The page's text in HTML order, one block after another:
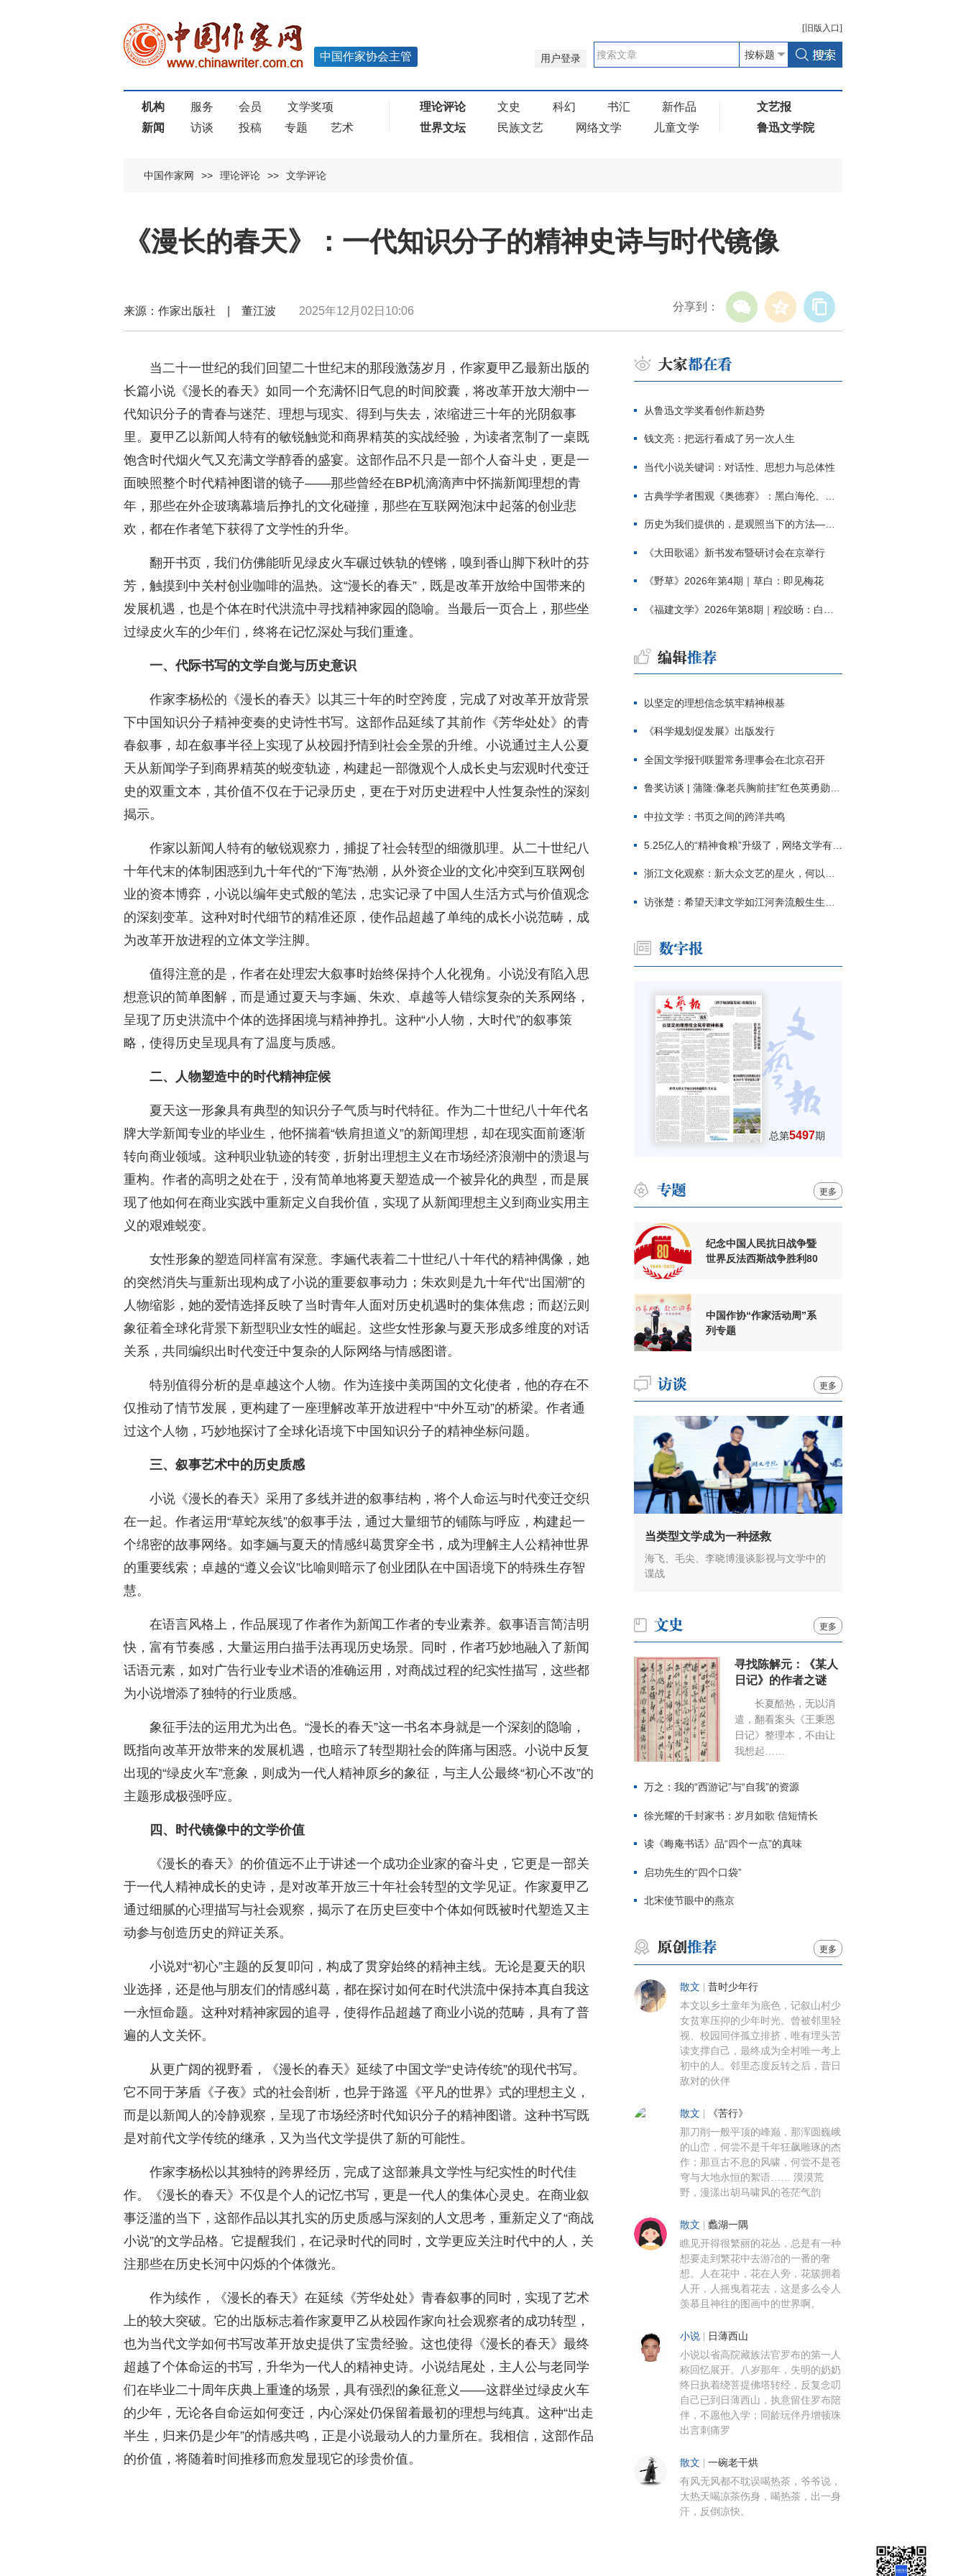
[ 旧版 入口]
用户登录
中国作家协会主管
机构 服务 会员
文学奖项
新闻
访谈 投稿 专题 艺术
理论评论 文史 科幻 书汇
新作品
世界文坛
民族文艺 网络文学 儿童文学
文艺报
鲁迅文学院
中国作家网 >> 理论评论 >> 文学评论
《漫长的春天》：一代知识分子的精神史诗与时代镜像
分享到：
来源：作家出版社 | 董江波 2025年12月02日10:06
当二十一世纪的我们回望二十世纪末的那段激荡岁月，作家夏甲乙最新出版的
长篇小说《漫长的春天》如同一个充满怀旧气息的时间胶囊，将改革开放大潮中一
代知识分子的青春与迷茫、理想与现实、得到与失去，浓缩进三十年的光阴叙事
里。夏甲乙以新闻人特有的敏锐触觉和商界精英的实战经验，为读者烹制了一桌既
饱含时代烟火气又充满文学醇香的盛宴。这部作品不只是一部个人奋斗史，更是一
面映照整个时代精神图谱的镜子——那些曾经在BP机滴滴声中怀揣新闻理想的青
年，那些在外企玻璃幕墙后挣扎的文化碰撞，那些在互联网泡沫中起落的创业悲
欢，都在作者笔下获得了文学性的升华。
翻开书页，我们仿佛能听见绿皮火车碾过铁轨的铿锵，嗅到香山脚下秋叶的芬
芳，触摸到中关村创业咖啡的温热。这“漫长的春天”，既是改革开放给中国带来的
发展机遇，也是个体在时代洪流中寻找精神家园的隐喻。当最后一页合上，那些坐
过绿皮火车的少年们，终将在记忆深处与我们重逢。
一、代际书写的文学自觉与历史意识
作家李杨松的《漫长的春天》以其三十年的时空跨度，完成了对改革开放背景
下中国知识分子精神变奏的史诗性书写。这部作品延续了其前作《芳华处处》的青
春叙事，却在叙事半径上实现了从校园抒情到社会全景的升维。小说通过主人公夏
天从新闻学子到商界精英的蜕变轨迹，构建起一部微观个人成长史与宏观时代变迁
史的双重文本，其价值不仅在于记录历史，更在于对历史进程中人性复杂性的深刻
揭示。
作家以新闻人特有的敏锐观察力，捕捉了社会转型的细微肌理。从二十世纪八
十年代末的体制困惑到九十年代的“下海”热潮，从外资企业的文化冲突到互联网创
业的资本博弈，小说以编年史式般的笔法，忠实记录了中国人生活方式与价值观念
的深刻变革。这种对时代细节的精准还原，使作品超越了单纯的成长小说范畴，成
为改革开放进程的立体文学注脚。
值得注意的是，作者在处理宏大叙事时始终保持个人化视角。小说没有陷入思
想意识的简单图解，而是通过夏天与李婳、朱欢、卓越等人错综复杂的关系网络，
呈现了历史洪流中个体的选择困境与精神挣扎。这种“小人物，大时代”的叙事策
略，使得历史呈现具有了温度与质感。
二、人物塑造中的时代精神症候
夏天这一形象具有典型的知识分子气质与时代特征。作为二十世纪八十年代名
牌大学新闻专业的毕业生，他怀揣着“铁肩担道义”的新闻理想，却在现实面前逐渐
转向商业领域。这种职业轨迹的转变，折射出理想主义在市场经济浪潮中的溃退与
重构。作者的高明之处在于，没有简单地将夏天塑造成一个被异化的典型，而是展
现了他如何在商业实践中重新定义自我价值，实现了从新闻理想主义到商业实用主
义的艰难蜕变。
女性形象的塑造同样富有深意。李婳代表着二十世纪八十年代的精神偶像，她
的突然消失与重新出现构成了小说的重要叙事动力；朱欢则是九十年代“出国潮”的
人物缩影，她的爱情选择反映了当时青年人面对历史机遇时的集体焦虑；而赵沄则
象征着全球化背景下新型职业女性的崛起。这些女性形象与夏天形成多维度的对话
关系，共同编织出时代变迁中复杂的人际网络与情感图谱。
特别值得分析的是卓越这个人物。作为连接中美两国的文化使者，他的存在不
仅推动了情节发展，更构建了一座理解改革开放进程中“中外互动”的桥梁。作者通
过这个人物，巧妙地探讨了全球化语境下中国知识分子的精神坐标问题。
三、叙事艺术中的历史质感
小说《漫长的春天》采用了多线并进的叙事结构，将个人命运与时代变迁交织
在一起。作者运用“草蛇灰线”的叙事手法，通过大量细节的铺陈与呼应，构建起一
个绵密的故事网络。如李婳与夏天的情感纠葛贯穿全书，成为理解主人公精神世界
的重要线索；卓越的“遵义会议”比喻则暗示了创业团队在中国语境下的特殊生存智
慧。
在语言风格上，作品展现了作者作为新闻工作者的专业素养。叙事语言简洁明
快，富有节奏感，大量运用白描手法再现历史场景。同时，作者巧妙地融入了新闻
话语元素，如对广告行业专业术语的准确运用，对商战过程的纪实性描写，这些都
为小说增添了独特的行业质感。
象征手法的运用尤为出色。“漫长的春天”这一书名本身就是一个深刻的隐喻，
既指向改革开放带来的发展机遇，也暗示了转型期社会的阵痛与困惑。小说中反复
出现的“绿皮火车”意象，则成为一代人精神原乡的象征，与主人公最终“初心不改”的
主题形成极强呼应。
四、时代镜像中的文学价值
《漫长的春天》的价值远不止于讲述一个成功企业家的奋斗史，它更是一部关
于一代人精神成长的史诗，是对改革开放三十年社会转型的文学见证。作家夏甲乙
通过细腻的心理描写与社会观察，揭示了在历史巨变中个体如何既被时代塑造又主
动参与创造历史的辩证关系。
小说对“初心”主题的反复叩问，构成了贯穿始终的精神主线。无论是夏天的职
业选择，还是他与朋友们的情感纠葛，都在探讨如何在时代洪流中保持本真自我这
一永恒命题。这种对精神家园的追寻，使得作品超越了商业小说的范畴，具有了普
遍的人文关怀。
从更广阔的视野看，《漫长的春天》延续了中国文学“史诗传统”的现代书写。
它不同于茅盾《子夜》式的社会剖析，也异于路遥《平凡的世界》式的理想主义，
而是以新闻人的冷静观察，呈现了市场经济时代知识分子的精神图谱。这种书写既
是对前代文学传统的继承，又为当代文学提供了新的可能性。
作家李杨松以其独特的跨界经历，完成了这部兼具文学性与纪实性的时代佳
作。《漫长的春天》不仅是个人的记忆书写，更是一代人的集体心灵史。在商业叙
事泛滥的当下，这部作品以其扎实的历史质感与深刻的人文思考，重新定义了“商战
小说”的文学品格。它提醒我们，在记录时代的同时，文学更应关注时代中的人，关
注那些在历史长河中闪烁的个体微光。
作为续作，《漫长的春天》在延续《芳华处处》青春叙事的同时，实现了艺术
上的较大突破。它的出版标志着作家夏甲乙从校园作家向社会观察者的成功转型，
也为当代文学如何书写改革开放史提供了宝贵经验。这也使得《漫长的春天》最终
超越了个体命运的书写，升华为一代人的精神史诗。小说结尾处，主人公与老同学
们在毕业二十周年庆典上重逢的场景，具有强烈的象征意义——这群坐过绿皮火车
的少年，无论各自命运如何变迁，内心深处仍保留着最初的理想与纯真。这种“出走
半生，归来仍是少年”的情感共鸣，正是小说最动人的力量所在。我相信，这部作品
的价值，将随着时间推移而愈发显现它的珍贵价值。
从鲁迅文学奖看创作新趋势
钱文亮：把远行看成了另一次人生
当代小说关键词：对话性、思想力与总体性
古典学学者围观《奥德赛》：黑白海伦、佩涅罗佩的别针与神秘入侵者
历史为我们提供的，是观照当下的方法——历史题材非虚构写作多人谈
《大田歌谣》新书发布暨研讨会在京举行
《野草》2026年第4期｜草白：即见梅花
《福建文学》2026年第8期｜程皎旸：白色公寓
以坚定的理想信念筑牢精神根基
《科学规划促发展》出版发行
全国文学报刊联盟常务理事会在北京召开
鲁奖访谈 | 蒲隆:像老兵胸前挂"红色英勇勋章"
中拉文学：书页之间的跨洋共鸣
5.25亿人的“精神食粮”升级了，网络文学有了哪些新变化？
浙江文化观察：新大众文艺的星火，何以燎原？
访张楚：希望天津文学如江河奔流般生生不息
总第5497期
更多
纪念中国人民抗日战争暨
世界反法西斯战争胜利80
中国作协“作家活动周”系
列专题
更多
当类型文学成为一种拯救
海飞、毛尖、李晓博漫谈影视与文学中的
谍战
更多
寻找陈解元：《某人
日记》的作者之谜
长夏酷热，无以消
遣，翻看案头《王秉恩
日记》整理本，不由让
我想起……
万之：我的“西游记”与“自我”的资源
徐光耀的千封家书：岁月如歌 信短情长
读《晦庵书话》品“四个一点”的真味
启功先生的“四个口袋”
北宋使节眼中的燕京
更多
散文 昔时少年行
本文以乡土童年为底色，记叙山村少
女贫寒压抑的少年时光。曾被邻里轻
视、校园同伴孤立排挤，唯有埋头苦
读支撑自己，最终成为全村唯一考上
初中的人。邻里态度反转之后，昔日
敌对的伙伴
散文 《苦行》
那刀削一般平顶的峰巅，那浑圆巍峨
的山峦，何尝不是千年狂飙雕琢的杰
作；那亘古不息的风啸，何尝不是苍
穹与大地永恒的絮语…… 漠漠荒
野，漫漾出胡马啸风的苍茫气韵
散文 蠡湖一隅
瞧见开得很繁丽的花丛，总是有一种
想要走到繁花中去游冶的一番的奢
想。人在花中，花在人旁，花簇拥着
人开，人摇曳着花去，这是多么令人
羡慕且神往的图画中的世界啊。
小说 日薄西山
小说以省高院藏族法官罗布的第一人
称回忆展开。八岁那年，失明的奶奶
终日执着绕菩提佛塔转经，反复念叨
自己已到日薄西山，执意留住罗布陪
伴，不愿他入学；同龄玩伴丹增顿珠
出言刺痛罗
散文 一碗老干烘
有风无风都不耽误喝热茶，爷爷说，
大热天喝凉茶伤身，喝热茶，出一身
汗，反倒凉快。